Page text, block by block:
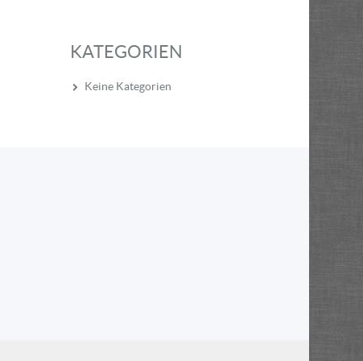
KATEGORIEN
Keine Kategorien